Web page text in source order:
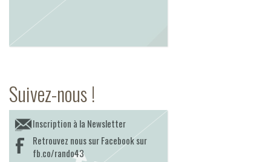
Suivez-nous !
Inscription à la Newsletter
Retrouvez nous sur Facebook sur
fb.co/rando43